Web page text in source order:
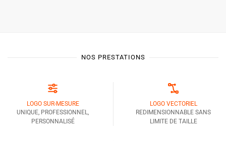
NOS PRESTATIONS
LOGO SUR-MESURE
UNIQUE, PROFESSIONNEL,
PERSONNALISÉ
LOGO VECTORIEL
REDIMENSIONNABLE SANS
LIMITE DE TAILLE